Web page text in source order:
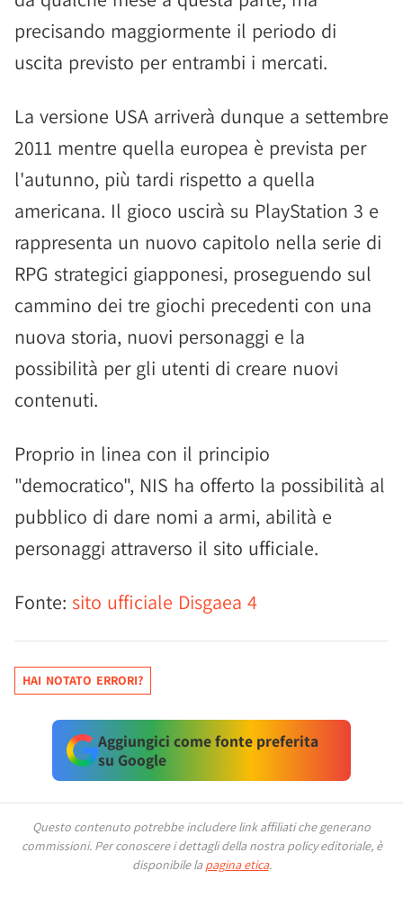
precisando maggiormente il periodo di
uscita previsto per entrambi i mercati.
La versione USA arriverà dunque a settembre
2011 mentre quella europea è prevista per
l'autunno, più tardi rispetto a quella
americana. Il gioco uscirà su PlayStation 3 e
rappresenta un nuovo capitolo nella serie di
RPG strategici giapponesi, proseguendo sul
cammino dei tre giochi precedenti con una
nuova storia, nuovi personaggi e la
possibilità per gli utenti di creare nuovi
contenuti.
Proprio in linea con il principio
"democratico", NIS ha offerto la possibilità al
pubblico di dare nomi a armi, abilità e
personaggi attraverso il sito ufficiale.
Fonte: sito ufficiale Disgaea 4
HAI NOTATO ERRORI?
Aggiungici come fonte preferita
su Google
Questo contenuto potrebbe includere link affiliati che generano
commissioni. Per conoscere i dettagli della nostra policy editoriale, è
disponibile la pagina etica.